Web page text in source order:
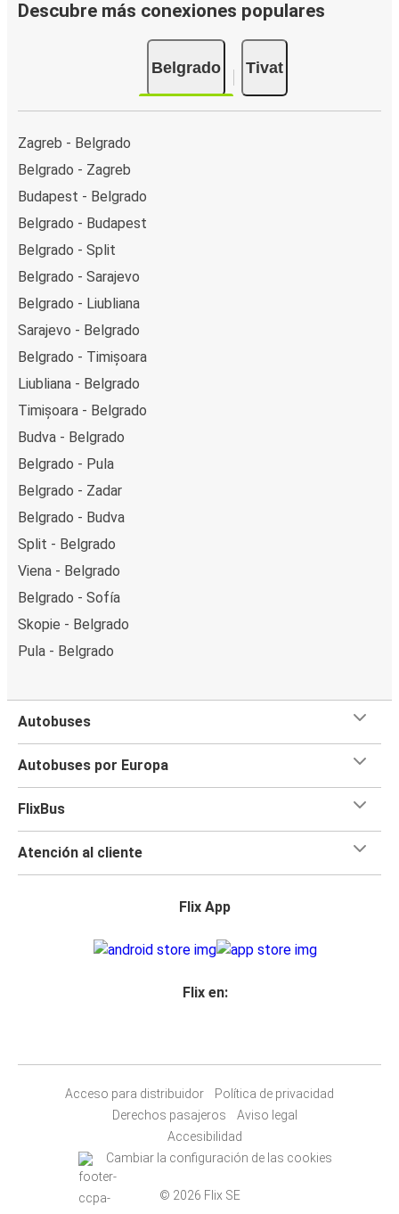
Descubre más conexiones populares
Belgrado Tivat
Zagreb - Belgrado
Belgrado - Zagreb
Budapest - Belgrado
Belgrado - Budapest
Belgrado - Split
Belgrado - Sarajevo
Belgrado - Liubliana
Sarajevo - Belgrado
Belgrado - Timișoara
Liubliana - Belgrado
Timișoara - Belgrado
Budva - Belgrado
Belgrado - Pula
Belgrado - Zadar
Belgrado - Budva
Split - Belgrado
Viena - Belgrado
Belgrado - Sofía
Skopie - Belgrado
Pula - Belgrado
Autobuses
Autobuses por Europa
FlixBus
Atención al cliente
Flix App
Flix en:
Acceso para distribuidor
Política de privacidad
Derechos pasajeros
Aviso legal
Accesibilidad
Cambiar la configuración de las cookies
© 2026 Flix SE